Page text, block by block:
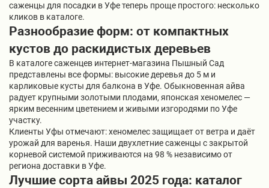
саженцы для посадки в Уфе теперь проще простого: несколько
кликов в каталоге.
Разнообразие форм: от компактных
кустов до раскидистых деревьев
В каталоге саженцев интернет-магазина Пышный Сад
представлены все формы: высокие деревья до 5 м и
карликовые кусты для балкона в Уфе. Обыкновенная айва
радует крупными золотыми плодами, японская хеномелес —
ярким весенним цветением и живыми изгородями по Уфе
участку.
Клиенты Уфы отмечают: хеномелес защищает от ветра и даёт
урожай для варенья. Наши двухлетние саженцы с закрытой
корневой системой приживаются на 98 % независимо от
региона доставки в Уфе.
Лучшие сорта айвы 2025 года: каталог